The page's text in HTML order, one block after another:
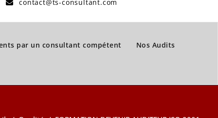
contact@ts-consultant.com
par un consultant compétent Nos Audits